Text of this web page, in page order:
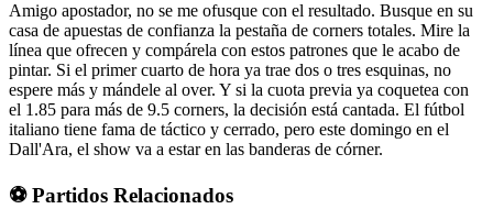
Amigo apostador, no se me ofusque con el resultado. Busque en su
casa de apuestas de confianza la pestaña de corners totales. Mire la
línea que ofrecen y compárela con estos patrones que le acabo de
pintar. Si el primer cuarto de hora ya trae dos o tres esquinas, no
espere más y mándele al over. Y si la cuota previa ya coquetea con
el 1.85 para más de 9.5 corners, la decisión está cantada. El fútbol
italiano tiene fama de táctico y cerrado, pero este domingo en el
Dall'Ara, el show va a estar en las banderas de córner.
⚽ Partidos Relacionados